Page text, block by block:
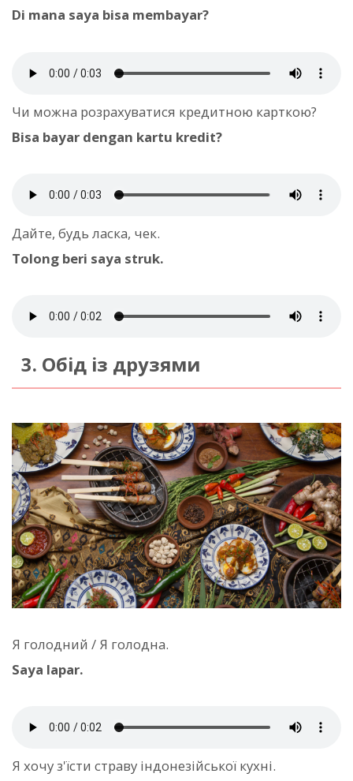
Di mana saya bisa membayar?
Чи можна розрахуватися кредитною карткою?
Bisa bayar dengan kartu kredit?
Дайте, будь ласка, чек.
Tolong beri saya struk.
3. Обід із друзями
Я голодний / Я голодна.
Saya lapar.
Я хочу з'їсти страву індонезійської кухні.